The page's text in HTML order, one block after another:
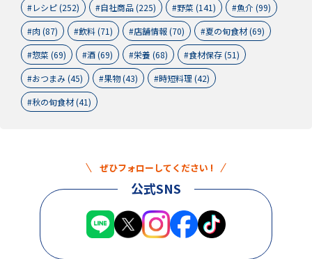
レシピ (252) 自社商品 (225) 野菜 (141)
魚介 (99)
肉 (87)
飲料 (71) 店舗情報 (70)
夏の旬食材 (69)
惣菜 (69)
酒 (69) 栄養 (68)
食材保存 (51)
おつまみ (45)
果物 (43)
時短料理 (42)
秋の旬食材 (41)
ぜひフォローしてください !
公式SNS